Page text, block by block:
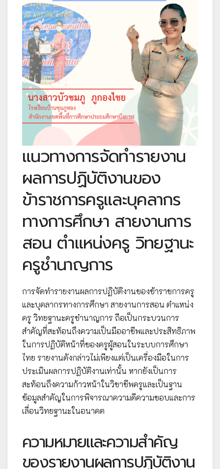
แนวทางการจัดทำรายงาน
ผลการปฏิบัติงานของ
ข้าราชการครูและบุคลากร
ทางการศึกษา สายงานการ
สอน ตำแหน่งครู วิทยฐานะ
ครูชำนาญการ
การจัดทำรายงานผลการปฏิบัติงานของข้าราชการครู
และบุคลากรทางการศึกษา สายงานการสอน ตำแหน่ง
ครู วิทยฐานะครูชำนาญการ ถือเป็นกระบวนการ
สำคัญที่สะท้อนถึงความเป็นมืออาชีพและประสิทธิภาพ
ในการปฏิบัติหน้าที่ของครูผู้สอนในระบบการศึกษา
ไทย รายงานดังกล่าวไม่เพียงแต่เป็นเครื่องมือในการ
ประเมินผลการปฏิบัติงานเท่านั้น หากยังเป็นการ
สะท้อนถึงความก้าวหน้าในวิชาชีพครูและเป็นฐาน
ข้อมูลสำคัญในการพิจารณาความดีความชอบและการ
เลื่อนวิทยฐานะในอนาคต
ความหมายและความสำคัญ
ของรายงานผลการปฏิบัติงาน